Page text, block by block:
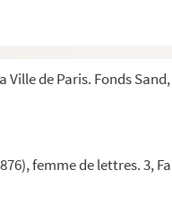
de Paris. Fonds
femme de lettres. 3,
Delaborde (1804)
Dupin à la citoyenne Dupin